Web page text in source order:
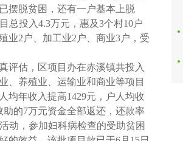
摆脱贫困，还有一户基本上脱
总投入4.3万元，惠及3个村10户
业2 户、加工业2 户、商业3户，受
评估，区项目办在赤溪镇共投入
、养殖业、运输业和商业等项目
均年收入提高1429元，户人均收
助的7万元资金全部返还，还款率
动，参加妇科病检查的受助贫困